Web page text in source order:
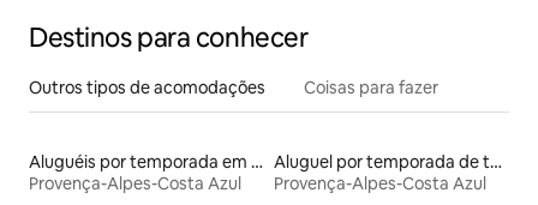
Destinos para conhecer
Outros tipos de acomodações Coisas para fazer
Aluguéis por temporada em hotéis-fazenda
Provença-Alpes-Costa Azul
Aluguel por temporada de torres
Provença-Alpes-Costa Azul